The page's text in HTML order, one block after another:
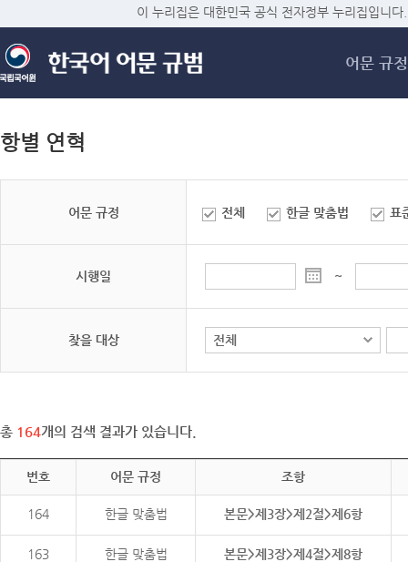
메
이 누리집은 대한민국 공식 전자정부 누리집입니다.
어문 규정
항별 연혁
어문 규정 전체 한글 맞춤법 표
시행일 ~
찾을 대상
총 164개의 검색 결과가 있습니다.
번호 어문 규정 조항
164 한글 맞춤법 본문>제3장>제2절>제6항
163 한글 맞춤법 본문>제3장>제4절>제8항